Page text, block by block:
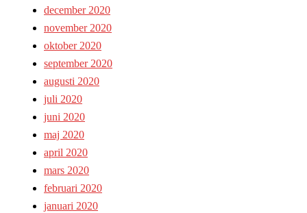
december 2020
november 2020
oktober 2020
september 2020
augusti 2020
juli 2020
juni 2020
maj 2020
april 2020
mars 2020
februari 2020
januari 2020